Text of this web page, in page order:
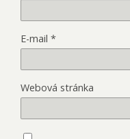
E-mail *
Webová stránka